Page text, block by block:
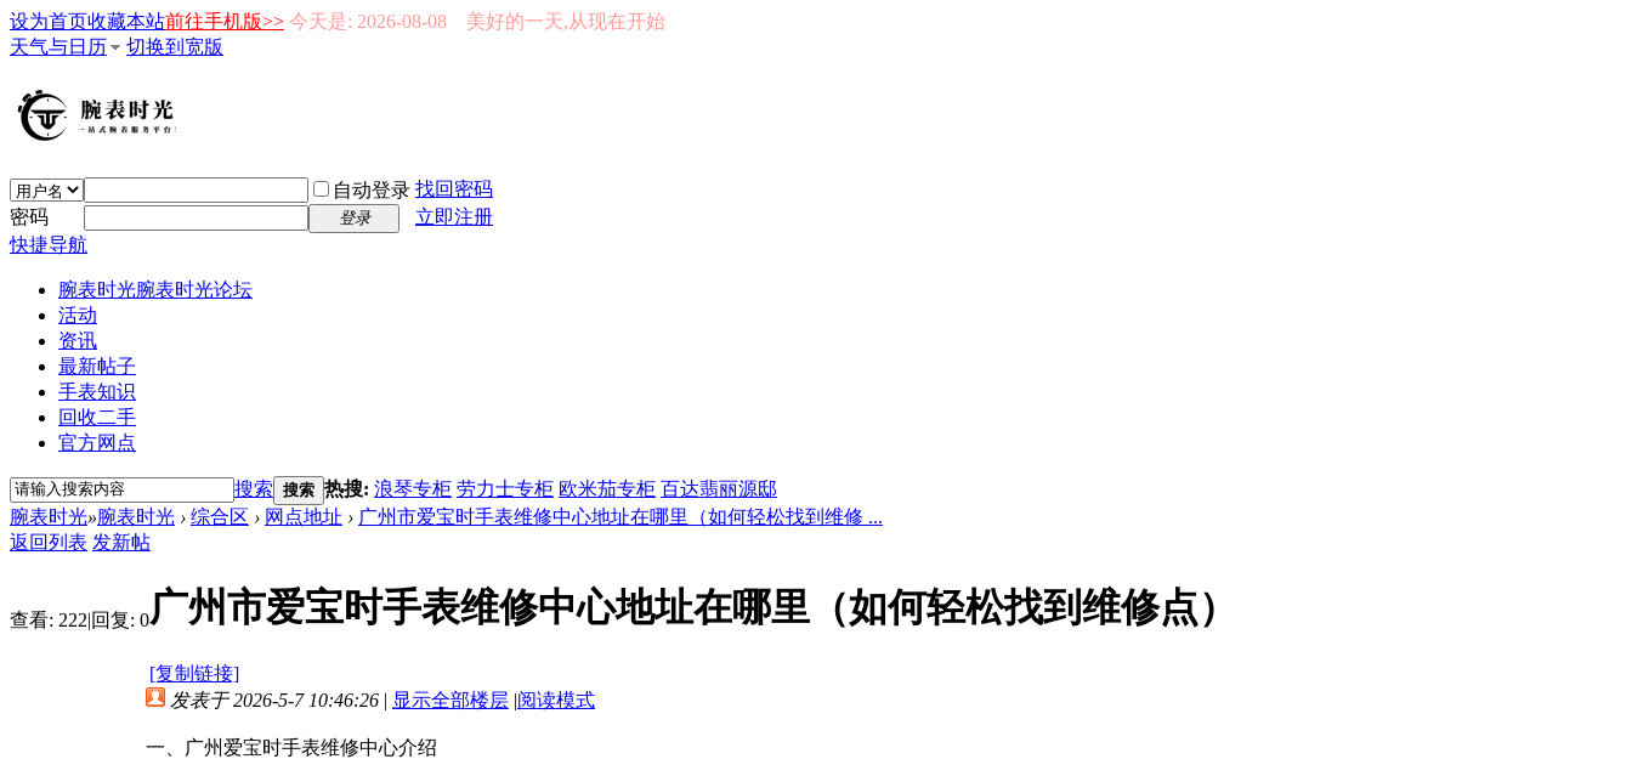
设为首页收藏本站前往手机版>> 今天是: 2026-08-08 美好的一天,从现在开始
天气与日历
切换到宽版
自动登录 找回密码
密码
登录
立即注册
快捷导航
腕表时光腕表时光论坛
活动
资讯
最新帖子
手表知识
回收二手
官方网点
搜索 搜索 热搜: 浪琴专柜 劳力士专柜 欧米茄专柜 百达翡丽源邸
腕表时光»腕表时光 › 综合区 › 网点地址 › 广州市爱宝时手表维修中心地址在哪里（如何轻松找到维修 ...
返回列表 发新帖
查看: 222|回复: 0广州市爱宝时手表维修中心地址在哪里（如何轻松找到维修点）
[复制链接]
发表于 2026-5-7 10:46:26 | 显示全部楼层 |阅读模式
一、广州爱宝时手表维修中心介绍